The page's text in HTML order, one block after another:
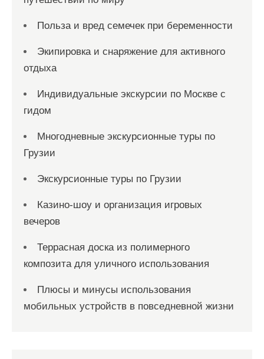
Польза и вред семечек при беременности
Экипировка и снаряжение для активного
отдыха
Индивидуальные экскурсии по Москве с
гидом
Многодневные экскурсионные туры по
Грузии
Экскурсионные туры по Грузии
Казино-шоу и организация игровых
вечеров
Террасная доска из полимерного
композита для уличного использования
Плюсы и минусы использования
мобильных устройств в повседневной жизни